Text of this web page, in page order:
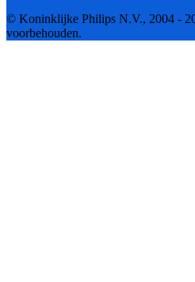
© Koninklijke Philips N.V., 2004 -
voorbehouden.